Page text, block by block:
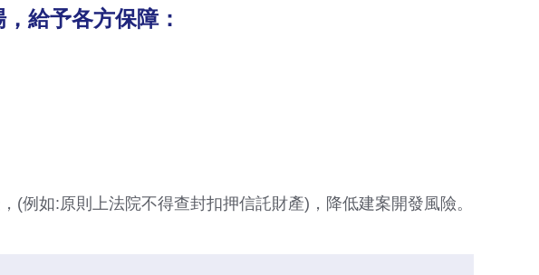
給予各方保障：
(例如:原則上法院不得查封扣押信託財產)，降低建案開發風險。